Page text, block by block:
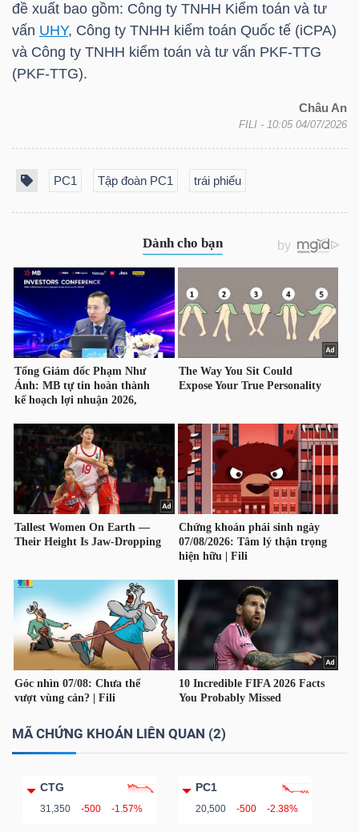
đề xuất bao gồm: Công ty TNHH Kiểm toán và tư
vấn UHY, Công ty TNHH kiểm toán Quốc tế (iCPA)
và Công ty TNHH kiểm toán và tư vấn PKF-TTG
(PKF-TTG).
Châu An
FILI - 10:05 04/07/2026
PC1 Tập đoàn PC1 trái phiếu
MÃ CHỨNG KHOÁN LIÊN QUAN (2)
CTG
31,350 -500 -1.57%
PC1
20,500 -500 -2.38%
TRUY
XUẤT
Ngành
NĂNG
LƯỢNG
NGUYÊN
VẬT
LIỆU
CÔNG
NGHIỆP
KHÔNG
THIẾT